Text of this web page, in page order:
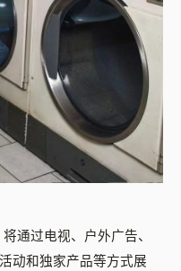
通过电视、户外广告、
动和独家产品等方式展